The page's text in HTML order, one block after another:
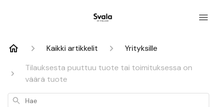
Kaikki artikkelit
Yrityksille
Tilauksesta puuttuu tuote tai toimituksessa on
väärä tuote
Hae